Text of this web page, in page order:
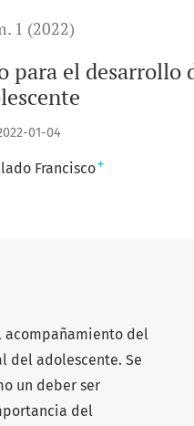
1 (2022)
el desarrollo
01-04
Francisco+
acompañamiento del
del adolescente. Se
un deber ser
del